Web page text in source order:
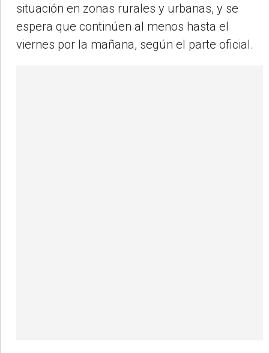
situación en zonas rurales y urbanas, y se
espera que continúen al menos hasta el
viernes por la mañana, según el parte oficial.